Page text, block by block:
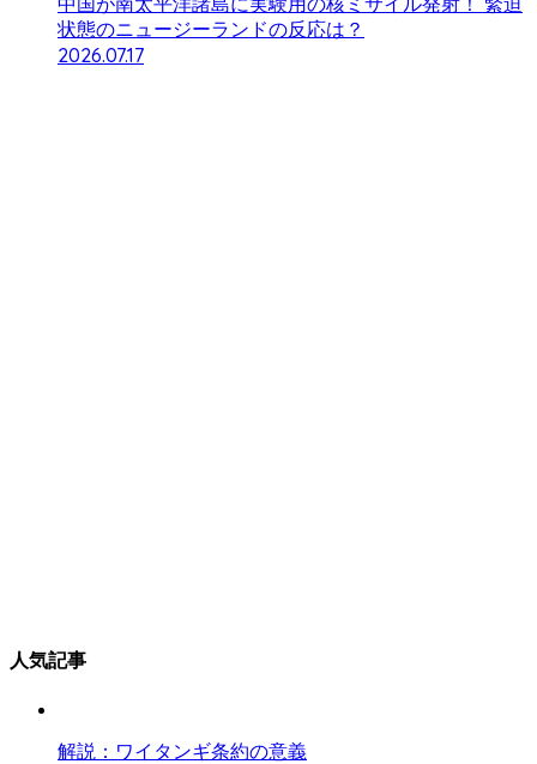
状態のニュージーランドの反応は？
2026.07.17
人気記事
解説：ワイタンギ条約の意義